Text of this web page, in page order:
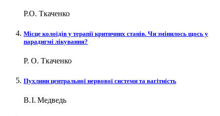
Р.О. Ткаченко
Місце колоїдів у терапії критичних станів. Чи змінилось щось у
парадигмі лікування?
Р. О. Ткаченко
Пухлини центральної нервової системи та вагітність
В. І. Медведь